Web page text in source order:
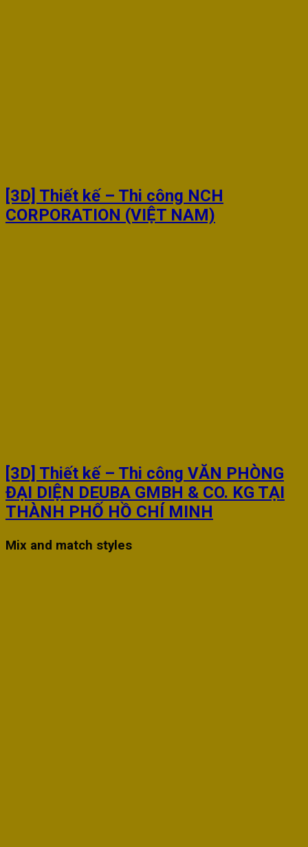
[3D] Thiết kế – Thi công NCH
CORPORATION (VIỆT NAM)
[3D] Thiết kế – Thi công VĂN PHÒNG
ĐẠI DIỆN DEUBA GMBH & CO. KG TẠI
THÀNH PHỐ HỒ CHÍ MINH
Mix and match styles